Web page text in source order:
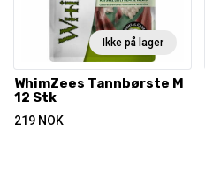
Ikke på lager
WhimZees Tannbørste M
12 Stk
219 NOK